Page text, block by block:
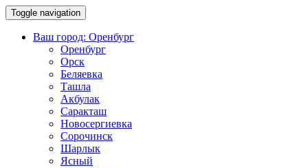
Toggle navigation
Ваш город: Оренбург
Оренбург
Орск
Беляевка
Ташла
Акбулак
Саракташ
Новосергиевка
Сорочинск
Шарлык
Ясный